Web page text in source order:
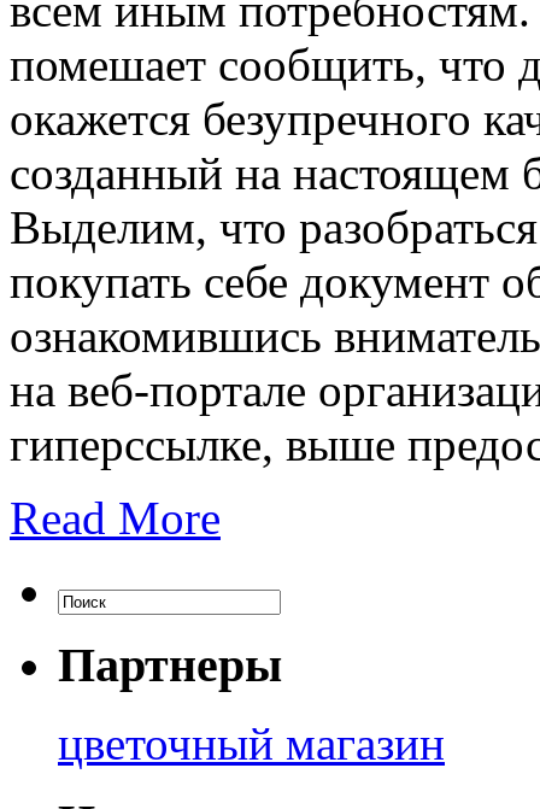
помешает сообщить, что
окажется безупречного
созданный на
Выделим, что
покупать себе документ
ознакомившись
на веб-портале
гиперссылке, выше
Read More
Партнеры
цветочный магазин